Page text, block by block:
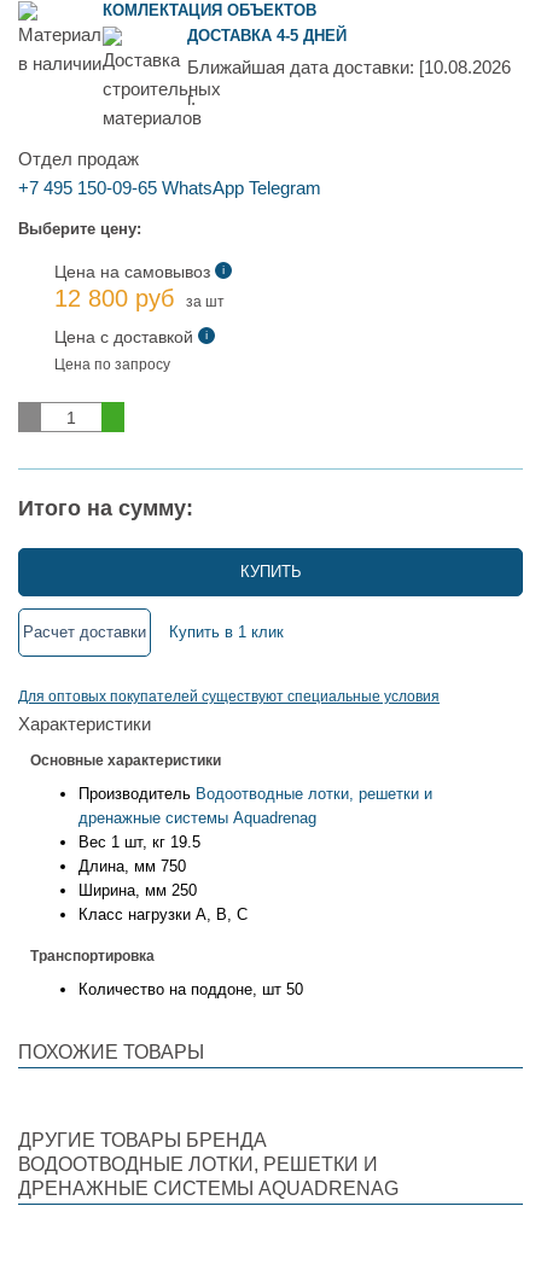
КОМЛЕКТАЦИЯ ОБЪЕКТОВ
ДОСТАВКА 4-5 ДНЕЙ
Ближайшая дата доставки: [10.08.2026
г.
Отдел продаж
+7 495 150-09-65 WhatsApp Telegram
Выберите цену:
Цена на самовывоз i
12 800 руб за шт
Цена с доставкой i
Цена по запросу
Итого на сумму:
КУПИТЬ
Расчет доставки Купить в 1 клик
Для оптовых покупателей существуют специальные условия
Характеристики
Основные характеристики
Производитель Водоотводные лотки, решетки и
дренажные системы Aquadrenag
Вес 1 шт, кг 19.5
Длина, мм 750
Ширина, мм 250
Класс нагрузки А, В, С
Транспортировка
Количество на поддоне, шт 50
ПОХОЖИЕ ТОВАРЫ
ДРУГИЕ ТОВАРЫ БРЕНДА
ВОДООТВОДНЫЕ ЛОТКИ, РЕШЕТКИ И
ДРЕНАЖНЫЕ СИСТЕМЫ AQUADRENAG